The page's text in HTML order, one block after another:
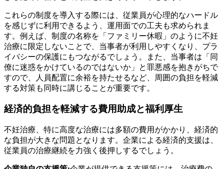
これらの制度を導入する際には、従業員が心理的なハードル
を感じずに利用できるよう、運用面での工夫も求められま
す。例えば、制度の名称を「ファミリー休暇」のように不妊
治療に限定しないことで、当事者が利用しやすくなり、プラ
イバシーの保護にもつながるでしょう。また、当事者は「同
僚に迷惑をかけているのではないか」と罪悪感を抱きがちで
すので、人員配置に余裕を持たせるなど、周囲の負担を軽減
する対策も同時に講じることが重要です。
経済的負担を軽減する費用助成と福利厚生
不妊治療、特に高度な治療には多額の費用がかかり、経済的
な負担が大きな問題となります。企業による経済的支援は、
従業員の治療継続を力強く後押しするでしょう。